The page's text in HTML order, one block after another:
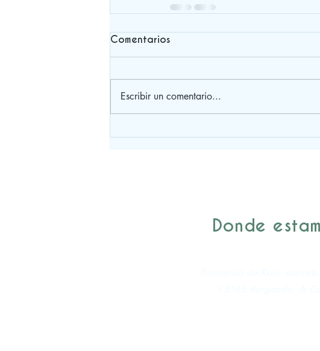
Comentarios
Escribir un comentario...
Donde